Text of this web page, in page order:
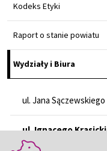
Kodeks Etyki
Raport o stanie powiatu
Wydziały i Biura
ul. Jana Sączewskiego
ul. Ignacego